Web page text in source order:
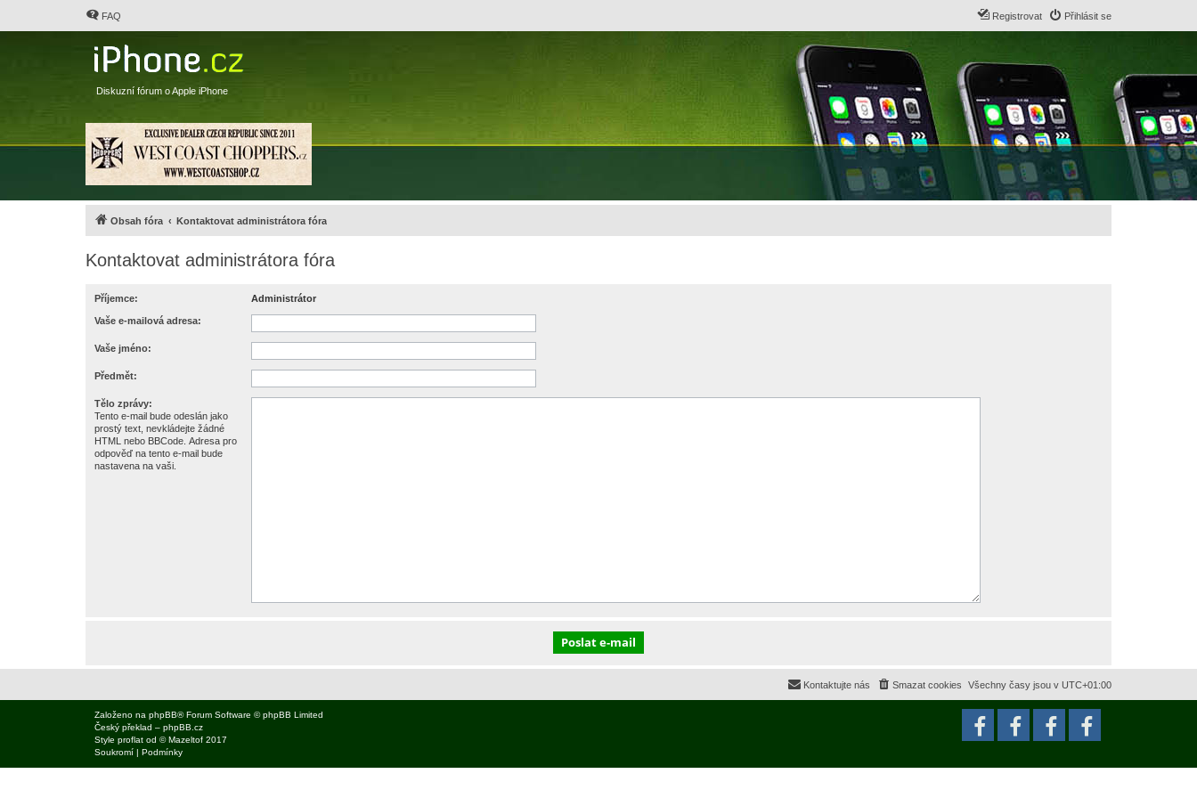
FAQ Přihlásit se
Registrovat
Diskuzní fórum o Apple iPhone
Obsah fóra Kontaktovat administrátora fóra
Kontaktovat administrátora fóra
Příjemce: Administrátor
Vaše e-mailová adresa:
Vaše jméno:
Předmět:
Tělo zprávy:
Tento e-mail bude odeslán jako
prostý text, nevkládejte žádné
HTML nebo BBCode. Adresa pro
odpověď na tento e-mail bude
nastavena na vaši.
Všechny časy jsou v UTC+01:00
Smazat cookies
Kontaktujte nás
Založeno na phpBB® Forum Software © phpBB Limited
Český překlad – phpBB.cz
Style proflat od ©Mazeltof 2017
Soukromí | Podmínky